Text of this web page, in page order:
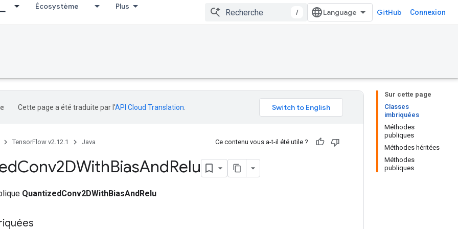
Écosystème Plus
/ GitHub Connexion
Sur cette page
Classes
imbriquées
Méthodes
publiques
Méthodes héritées
Méthodes
publiques
Cette page a été traduite par l'API Cloud Translation
TensorFlow v2.12.1 Java Ce contenu vous a-t-il été utile ?
Conv2DWithBiasAndRelu
QuantizedConv2DWithBiasAndRelu